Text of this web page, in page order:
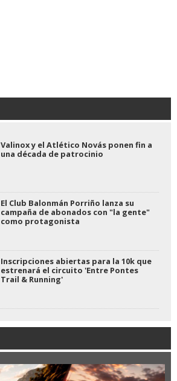
Valinox y el Atlético Novás ponen fin a
una década de patrocinio
El Club Balonmán Porriño lanza su
campaña de abonados con "la gente"
como protagonista
Inscripciones abiertas para la 10k que
estrenará el circuito 'Entre Pontes
Trail & Running'